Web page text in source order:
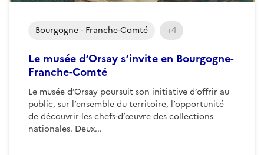
Le musée d’Orsay s’invite en Bourgogne-
Franche-Comté
Le musée d’Orsay poursuit son initiative d’offrir au
public, sur l’ensemble du territoire, l’opportunité
de découvrir les chefs-d’œuvre des collections
nationales. Deux...
Bourgogne - Franche-Comté +4